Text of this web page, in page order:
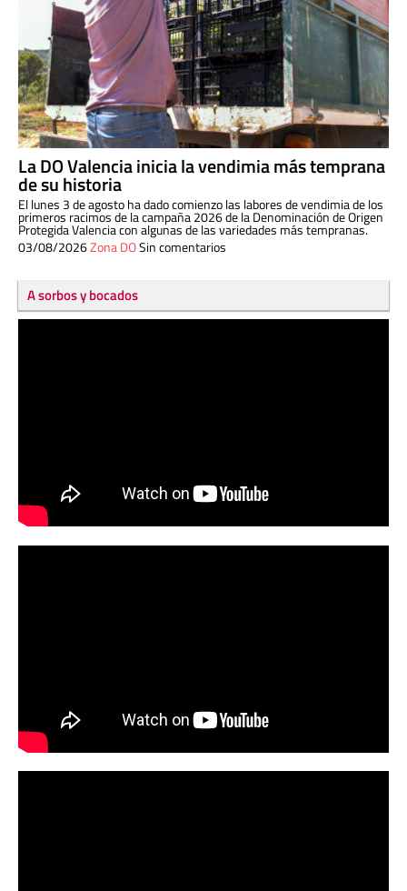
La DO Valencia inicia la vendimia más temprana
de su historia
El lunes 3 de agosto ha dado comienzo las labores de vendimia de los
primeros racimos de la campaña 2026 de la Denominación de Origen
Protegida Valencia con algunas de las variedades más tempranas.
03/08/2026Zona DOSin comentarios
A sorbos y bocados